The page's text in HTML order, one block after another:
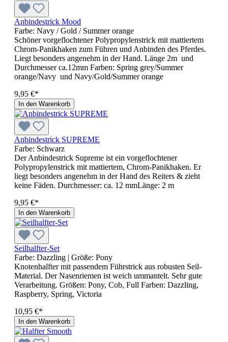
Anbindestrick Mood
Farbe: Navy / Gold / Summer orange
Schöner vorgeflochtener Polypropylenstrick mit mattiertem
Chrom-Panikhaken zum Führen und Anbinden des Pferdes.
Liegt besonders angenehm in der Hand. Länge 2m und
Durchmesser ca.12mm Farben: Spring grey/Summer
orange/Navy und Navy/Gold/Summer orange
9,95 €*
In den Warenkorb
Anbindestrick SUPREME
Farbe: Schwarz
Der Anbindestrick Supreme ist ein vorgeflochtener
Polypropylenstrick mit mattiertem, Chrom-Panikhaken. Er
liegt besonders angenehm in der Hand des Reiters & zieht
keine Fäden. Durchmesser: ca. 12 mmLänge: 2 m
9,95 €*
In den Warenkorb
Seilhalfter-Set
Farbe: Dazzling | Größe: Pony
Knotenhalfter mit passendem Führstrick aus robusten Seil-
Material. Der Nasenriemen ist weich ummantelt. Sehr gute
Verarbeitung. Größen: Pony, Cob, Full Farben: Dazzling,
Raspberry, Spring, Victoria
10,95 €*
In den Warenkorb